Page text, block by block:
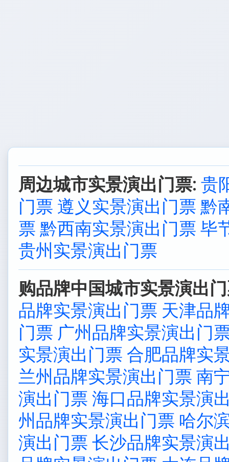
周边城市实景演出门票: 贵
门票 遵义实景演出门票 黔
票 黔西南实景演出门票 毕
贵州实景演出门票
购品牌中国城市实景演出
品牌实景演出门票 天津品
门票 广州品牌实景演出门
实景演出门票 合肥品牌实
兰州品牌实景演出门票 南
演出门票 海口品牌实景演
州品牌实景演出门票 哈尔
演出门票 长沙品牌实景演